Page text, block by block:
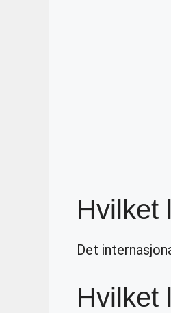
Hvilket
Det
Hvilket